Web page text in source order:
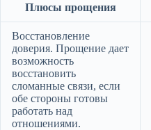
Плюсы прощения
Восстановление
доверия. Прощение дает
возможность
восстановить
сломанные связи, если
обе стороны готовы
работать над
отношениями.